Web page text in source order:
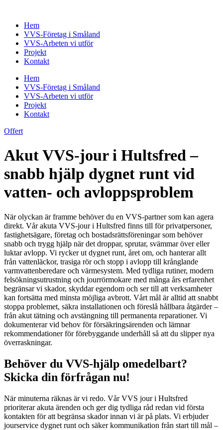
contentHem
VVS-Företag i Småland
VVS-Arbeten vi utför
Projekt
Kontakt
Hem
VVS-Företag i Småland
VVS-Arbeten vi utför
Projekt
Kontakt
Offert
Akut VVS-jour i Hultsfred –
snabb hjälp dygnet runt vid
vatten- och avloppsproblem
När olyckan är framme behöver du en VVS-partner som kan agera
direkt. Vår akuta VVS-jour i Hultsfred finns till för privatpersoner,
fastighetsägare, företag och bostadsrättsföreningar som behöver
snabb och trygg hjälp när det droppar, sprutar, svämmar över eller
luktar avlopp. Vi rycker ut dygnet runt, året om, och hanterar allt
från vattenläckor, trasiga rör och stopp i avlopp till krånglande
varmvattenberedare och värmesystem. Med tydliga rutiner, modern
felsökningsutrustning och jourrörmokare med många års erfarenhet
begränsar vi skador, skyddar egendom och ser till att verksamheter
kan fortsätta med minsta möjliga avbrott. Vårt mål är alltid att snabbt
stoppa problemet, säkra installationen och föreslå hållbara åtgärder –
från akut tätning och avstängning till permanenta reparationer. Vi
dokumenterar vid behov för försäkringsärenden och lämnar
rekommendationer för förebyggande underhåll så att du slipper nya
överraskningar.
Behöver du VVS-hjälp omedelbart?
Skicka din förfrågan nu!
När minuterna räknas är vi redo. Vår VVS jour i Hultsfred
prioriterar akuta ärenden och ger dig tydliga råd redan vid första
kontakten för att begränsa skador innan vi är på plats. Vi erbjuder
jourservice dygnet runt och säker kommunikation från start till mål –